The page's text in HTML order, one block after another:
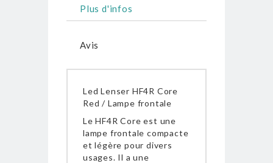
Plus d'infos
Avis
Led Lenser HF4R Core
Red / Lampe frontale
Le HF4R Core est une
lampe frontale compacte
et légère pour divers
usages. Il a une